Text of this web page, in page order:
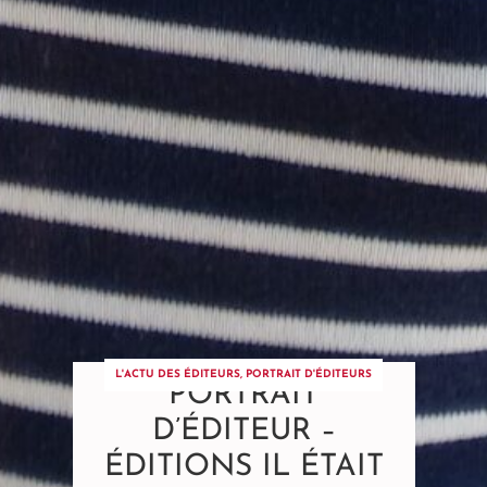
L'ACTU DES ÉDITEURS, PORTRAIT D'ÉDITEURS
PORTRAIT
D’ÉDITEUR –
ÉDITIONS IL ÉTAIT